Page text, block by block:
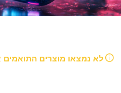
לא נמצאו מוצרים